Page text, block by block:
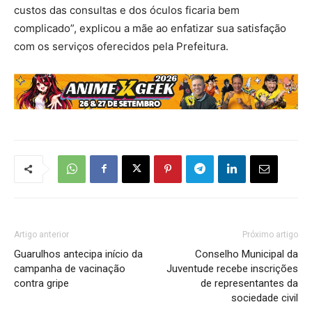
custos das consultas e dos óculos ficaria bem
complicado”, explicou a mãe ao enfatizar sua satisfação
com os serviços oferecidos pela Prefeitura.
Artigo anterior
Guarulhos antecipa início da
campanha de vacinação
contra gripe
Próximo artigo
Conselho Municipal da
Juventude recebe inscrições
de representantes da
sociedade civil